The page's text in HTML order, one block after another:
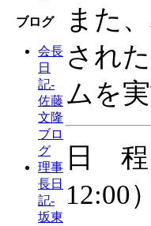
ブログ
会長
日
記-
佐藤
文隆
ブロ
グ
理事
長日
記-
坂東
また
され
ムを
日 程
12:00）